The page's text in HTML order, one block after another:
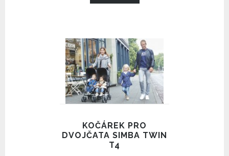
KOČÁREK PRO
DVOJČATA SIMBA TWIN
T4